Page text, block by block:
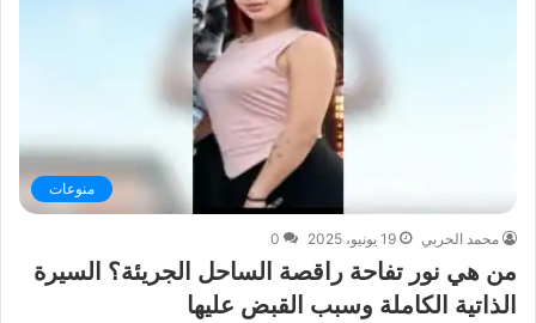
منوعات
محمد الحربي 19 يونيو، 2025 0
من هي نور تفاحة راقصة الساحل الجريئة؟ السيرة
الذاتية الكاملة وسبب القبض عليها